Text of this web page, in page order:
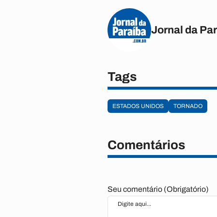
Jornal da
Tags
ESTADOS UNIDOS TORNADO
Comentários
Seu comentário (Obrigatório)